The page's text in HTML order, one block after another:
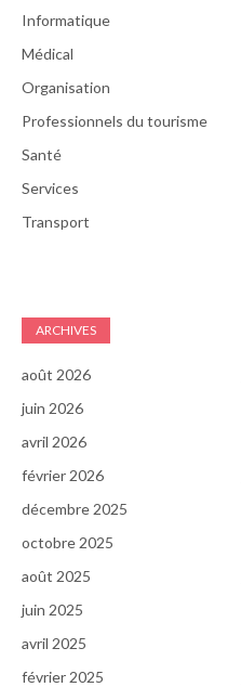
Informatique
Médical
Organisation
Professionnels du tourisme
Santé
Services
Transport
ARCHIVES
août 2026
juin 2026
avril 2026
février 2026
décembre 2025
octobre 2025
août 2025
juin 2025
avril 2025
février 2025